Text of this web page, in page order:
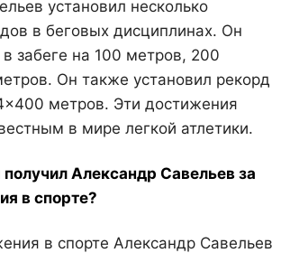
установил несколько
в беговых дисциплинах. Он
забеге на 100 метров, 200
Он также установил рекорд
метров. Эти достижения
в мире легкой атлетики.
Александр Савельев за
в спорте?
в спорте Александр Савельев